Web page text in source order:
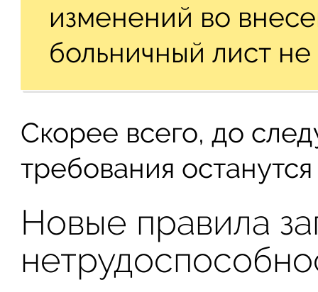
изменений во
больничный лист
Скорее всего, до
требования
Новые правила